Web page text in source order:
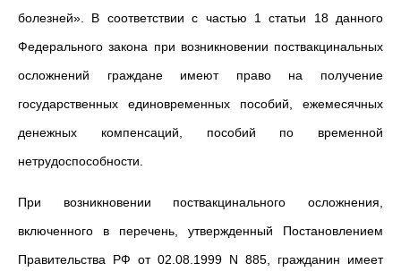
болезней». В соответствии с частью 1 статьи 18 данного
Федерального закона при возникновении поствакцинальных
осложнений граждане имеют право на получение
государственных единовременных пособий, ежемесячных
денежных компенсаций, пособий по временной
нетрудоспособности.
При возникновении поствакцинального осложнения,
включенного в перечень, утвержденный Постановлением
Правительства РФ от 02.08.1999 N 885, гражданин имеет